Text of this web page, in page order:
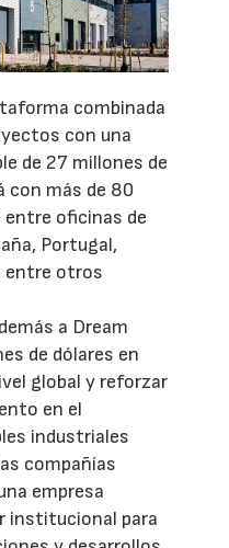
combinada
con una
de 27 millones de
con más de 80
oficinas de
Portugal,
entre otros
a Dream
de dólares en
global y reforzar
en el
industriales
compañías
empresa
institucional para